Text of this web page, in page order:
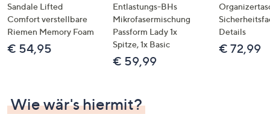
Sandale Lifted
Comfort verstellbare
Riemen Memory Foam
€ 54,95
Entlastungs-BHs
Mikrofasermischung
Passform Lady 1x
Spitze, 1x Basic
€ 59,99
Details
€ 72,99
Wie wär's hiermit?